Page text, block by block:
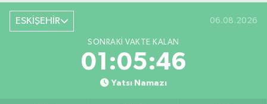
ESKİŞEHİR 06.08.2026
SONRAKI VAKTE KALAN
01:05:45
Yatsı Namazı